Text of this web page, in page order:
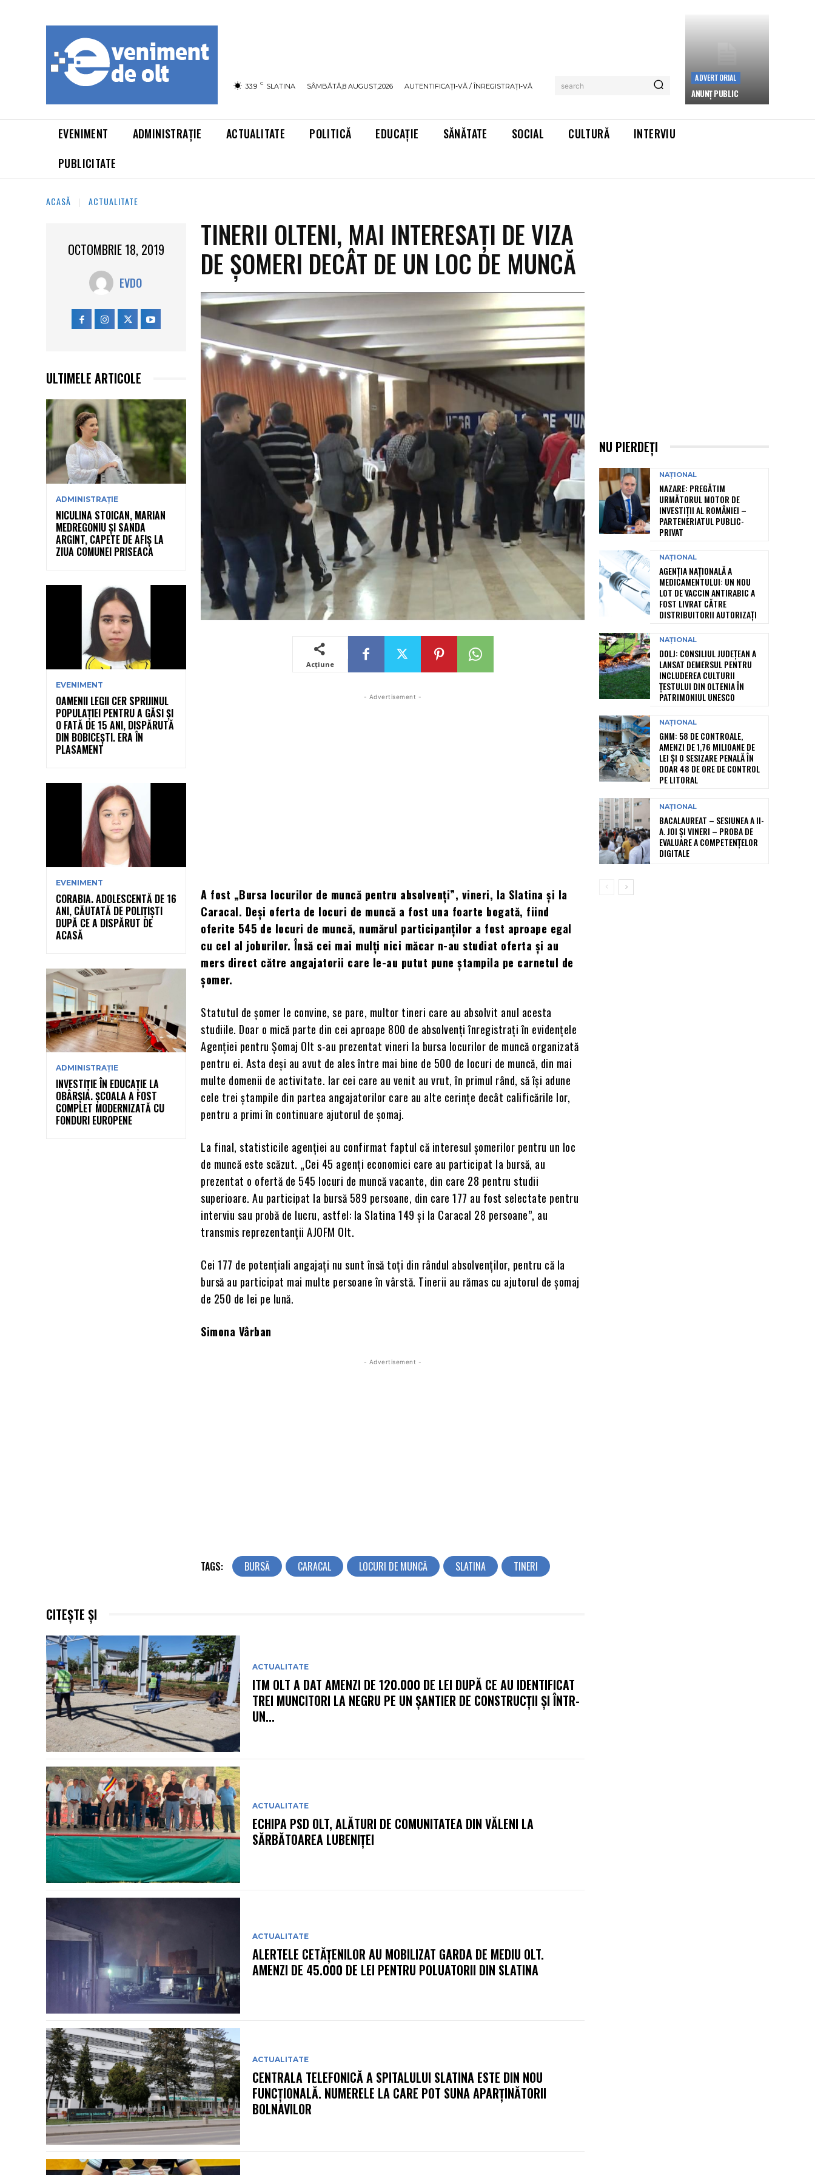
33.9 C SLATINA SÂMBĂTĂ,8 AUGUST,2026 AUTENTIFICAȚI-VĂ / ÎNREGISTRAȚI-VĂ search
ADVERTORIAL
ANUNȚ PUBLIC
EVENIMENT ADMINISTRAȚIE ACTUALITATE POLITICĂ EDUCAȚIE SĂNĂTATE SOCIAL CULTURĂ
INTERVIU
PUBLICITATE
ACASĂ ACTUALITATE
OCTOMBRIE 18, 2019
EVDO
ULTIMELE ARTICOLE
ADMINISTRAȚIE
NICULINA STOICAN, MARIAN
MEDREGONIU ȘI SANDA
ARGINT, CAPETE DE AFIȘ LA
ZIUA COMUNEI PRISEACA
EVENIMENT
OAMENII LEGII CER SPRIJINUL
POPULAȚIEI PENTRU A GĂSI ȘI
O FATĂ DE 15 ANI, DISPĂRUTĂ
DIN BOBICEȘTI. ERA ÎN
PLASAMENT
EVENIMENT
CORABIA. ADOLESCENTĂ DE 16
ANI, CĂUTATĂ DE POLIȚIȘTI
DUPĂ CE A DISPĂRUT DE
ACASĂ
ADMINISTRAȚIE
INVESTIȚIE ÎN EDUCAȚIE LA
OBÂRȘIA. ȘCOALA A FOST
COMPLET MODERNIZATĂ CU
FONDURI EUROPENE
TINERII OLTENI, MAI INTERESAȚI DE VIZA
DE ȘOMERI DECÂT DE UN LOC DE MUNCĂ
Acțiune
- Advertisement -
A fost „Bursa locurilor de muncă pentru absolvenți”, vineri, la Slatina și la
Caracal. Deși oferta de locuri de muncă a fost una foarte bogată, fiind
oferite 545 de locuri de muncă, numărul participanților a fost aproape egal
cu cel al joburilor. Însă cei mai mulți nici măcar n-au studiat oferta și au
mers direct către angajatorii care le-au putut pune ștampila pe carnetul de
șomer.
Statutul de șomer le convine, se pare, multor tineri care au absolvit anul acesta
studiile. Doar o mică parte din cei aproape 800 de absolvenți înregistrați în evidențele
Agenției pentru Șomaj Olt s-au prezentat vineri la bursa locurilor de muncă organizată
pentru ei. Asta deși au avut de ales între mai bine de 500 de locuri de muncă, din mai
multe domenii de activitate. Iar cei care au venit au vrut, în primul rând, să își adune
cele trei ștampile din partea angajatorilor care au alte cerințe decât calificările lor,
pentru a primi în continuare ajutorul de șomaj.
La final, statisticile agenției au confirmat faptul că interesul șomerilor pentru un loc
de muncă este scăzut. „Cei 45 agenţi economici care au participat la bursă, au
prezentat o ofertă de 545 locuri de muncă vacante, din care 28 pentru studii
superioare. Au participat la bursă 589 persoane, din care 177 au fost selectate pentru
interviu sau probă de lucru, astfel: la Slatina 149 și la Caracal 28 persoane”, au
transmis reprezentanții AJOFM Olt.
Cei 177 de potențiali angajați nu sunt însă toți din rândul absolvenților, pentru că la
bursă au participat mai multe persoane în vârstă. Tinerii au rămas cu ajutorul de șomaj
de 250 de lei pe lună.
Simona Vârban
- Advertisement -
TAGS: BURSĂ CARACAL LOCURI DE MUNCĂ SLATINA TINERI
CITEȘTE ȘI
ACTUALITATE
ITM OLT A DAT AMENZI DE 120.000 DE LEI DUPĂ CE AU IDENTIFICAT
TREI MUNCITORI LA NEGRU PE UN ȘANTIER DE CONSTRUCȚII ȘI ÎNTR-
UN...
ACTUALITATE
ECHIPA PSD OLT, ALĂTURI DE COMUNITATEA DIN VĂLENI LA
SĂRBĂTOAREA LUBENIȚEI
ACTUALITATE
ALERTELE CETĂȚENILOR AU MOBILIZAT GARDA DE MEDIU OLT.
AMENZI DE 45.000 DE LEI PENTRU POLUATORII DIN SLATINA
ACTUALITATE
CENTRALA TELEFONICĂ A SPITALULUI SLATINA ESTE DIN NOU
FUNCȚIONALĂ. NUMERELE LA CARE POT SUNA APARȚINĂTORII
BOLNAVILOR
NU PIERDEȚI
NAȚIONAL
NAZARE: PREGĂTIM
URMĂTORUL MOTOR DE
INVESTIȚII AL ROMÂNIEI –
PARTENERIATUL PUBLIC-
PRIVAT
NAȚIONAL
AGENȚIA NAȚIONALĂ A
MEDICAMENTULUI: UN NOU
LOT DE VACCIN ANTIRABIC A
FOST LIVRAT CĂTRE
DISTRIBUITORII AUTORIZAȚI
NAȚIONAL
DOLJ: CONSILIUL JUDEȚEAN A
LANSAT DEMERSUL PENTRU
INCLUDEREA CULTURII
ȚESTULUI DIN OLTENIA ÎN
PATRIMONIUL UNESCO
NAȚIONAL
GNM: 58 DE CONTROALE,
AMENZI DE 1,76 MILIOANE DE
LEI ȘI O SESIZARE PENALĂ ÎN
DOAR 48 DE ORE DE CONTROL
PE LITORAL
NAȚIONAL
BACALAUREAT – SESIUNEA A II-
A. JOI ȘI VINERI – PROBA DE
EVALUARE A COMPETENȚELOR
DIGITALE